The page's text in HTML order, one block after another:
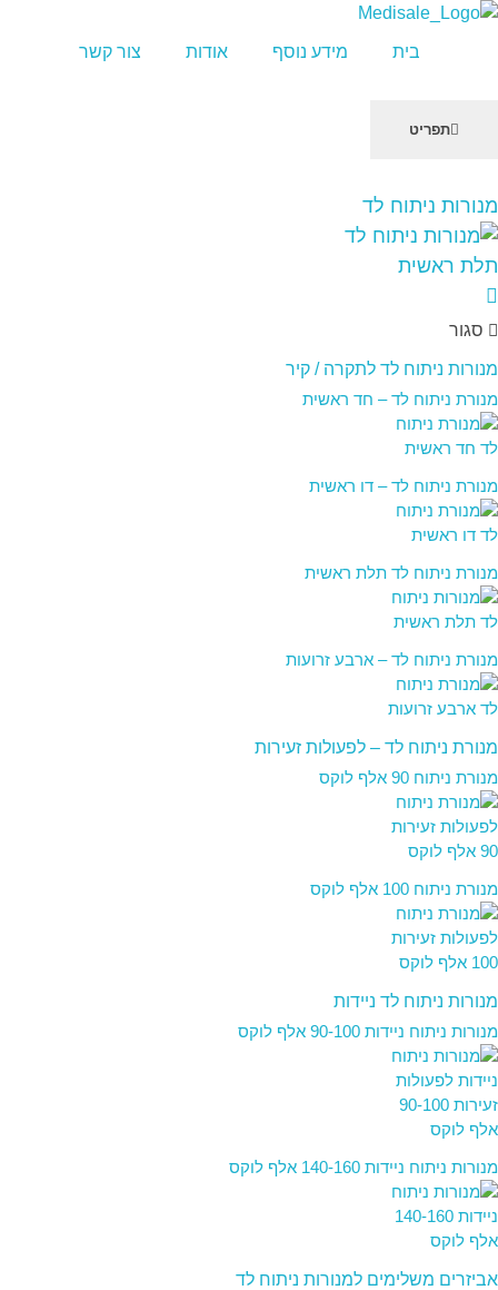
לֵב:
בְּאֲתָר
זֶה
מֻפְעֶלֶת
"נָגִישׁ
בִּקְלִיק"
הַמְּסַיַּעַת
לִנְגִישׁוּת
הָאֲתָר.
בית מידע נוסף אודות צור קשר
תפריט
מנורות ניתוח לד
סגור
מנורות ניתוח לד לתקרה / קיר
מנורת ניתוח לד – חד ראשית
מנורת ניתוח לד – דו ראשית
מנורת ניתוח לד תלת ראשית
מנורת ניתוח לד – ארבע זרועות
מנורת ניתוח לד – לפעולות זעירות
מנורת ניתוח 90 אלף לוקס
מנורת ניתוח 100 אלף לוקס
מנורות ניתוח לד ניידות
מנורות ניתוח ניידות 90-100 אלף לוקס
מנורות ניתוח ניידות 140-160 אלף לוקס
אביזרים משלימים למנורות ניתוח לד